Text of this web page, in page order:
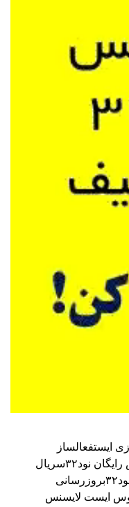
ایستفعالساز
نود۳۲
سریال
بروزرسانی
ایست لایسنس